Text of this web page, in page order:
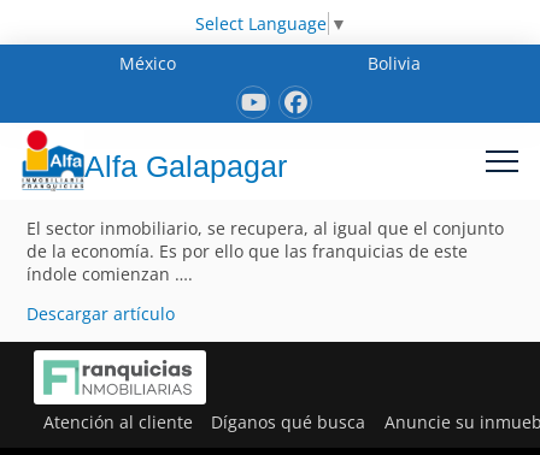
Select Language ▼
México
Bolivia
Alfa Galapagar
El sector inmobiliario, se recupera, al igual que el conjunto
de la economía. Es por ello que las franquicias de este
índole comienzan ….
Descargar artículo
Atención al cliente Díganos qué busca Anuncie su